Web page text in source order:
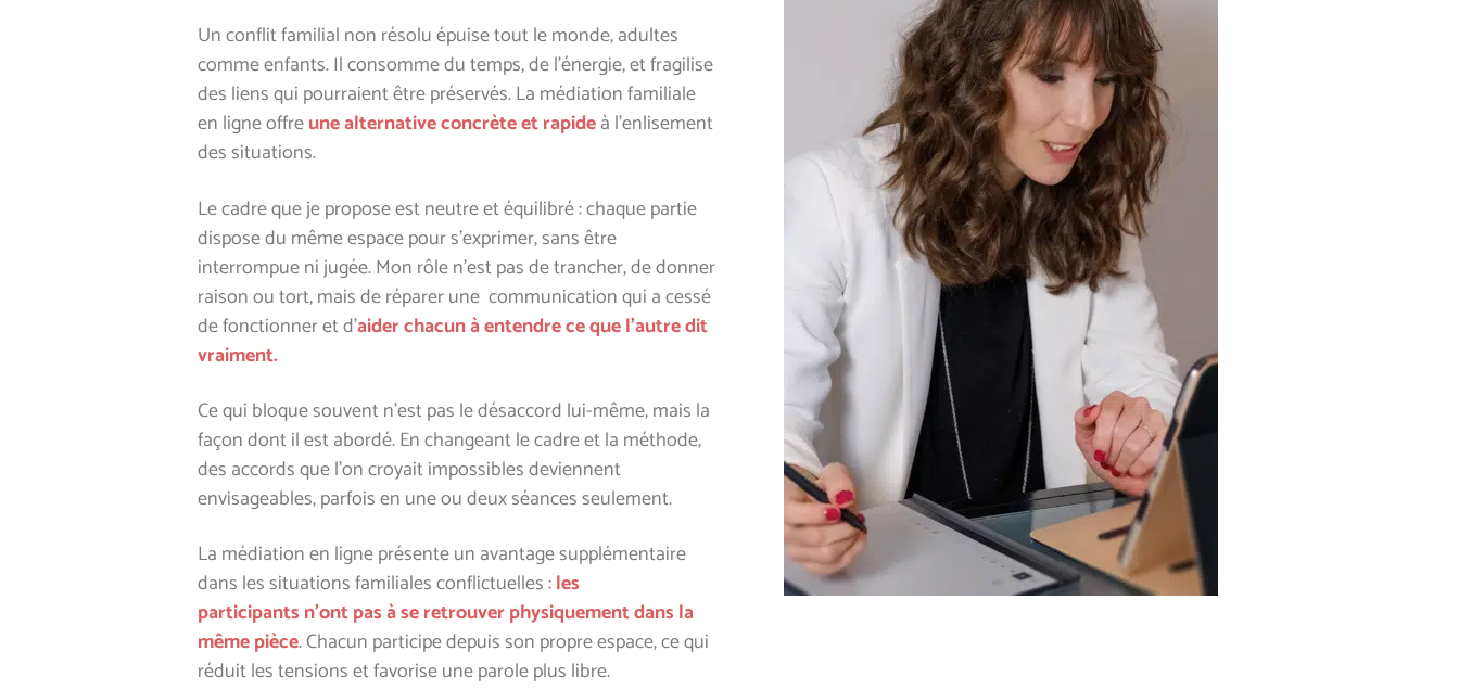
Un conflit familial non résolu épuise tout le monde, adultes
comme enfants. Il consomme du temps, de l’énergie, et fragilise
des liens qui pourraient être préservés. La médiation familiale
en ligne offreune alternativeconcrète et rapideà l’enlisement
des situations.
Le cadre que je propose est neutre et équilibré : chaque partie
dispose du même espace pour s’exprimer, sans être
interrompue ni jugée. Mon rôle n’est pas de trancher, de donner
raison ou tort, mais de réparer une communication qui a cessé
de fonctionner et d’aider chacunà entendre ce que l’autre dit
vraiment.
Ce qui bloque souvent n’est pas le désaccord lui-même, mais la
façon dont il est abordé. En changeant le cadre et la méthode,
des accords que l’on croyait impossibles deviennent
envisageables, parfois en une ou deux séances seulement.
La médiation en ligne présente un avantage supplémentaire
dans les situations familiales conflictuelles :les
participants n’ont pas à se retrouver physiquement dans la
même pièce. Chacun participe depuis son propre espace, ce qui
réduit les tensions et favorise une parole plus libre.